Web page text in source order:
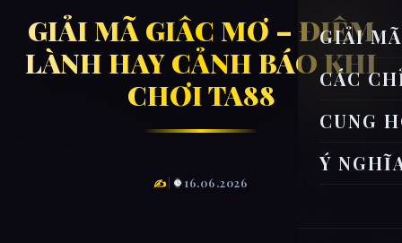
GIẢI
CÁC
CUNG
Ý
GIẢI MÃ GIẤC MƠ – ĐIỀM
LÀNH HAY CẢNH BÁO KHI
CHƠI TA88
✍ 16.06.2026